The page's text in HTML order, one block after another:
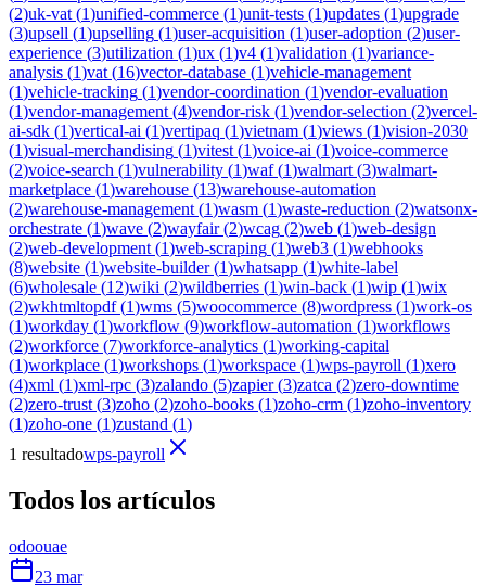
(2)uk-vat (1)unified-commerce (1)unit-tests (1)updates (1)upgrade
(3)upsell (1)upselling (1)user-acquisition (1)user-adoption (2)user-
experience (3)utilization (1)ux (1)v4 (1)validation (1)variance-
analysis (1)vat (16)vector-database (1)vehicle-management
(1)vehicle-tracking (1)vendor-coordination (1)vendor-evaluation
(1)vendor-management (4)vendor-risk (1)vendor-selection (2)vercel-
ai-sdk (1)vertical-ai (1)vertipaq (1)vietnam (1)views (1)vision-2030
(1)visual-merchandising (1)vitest (1)voice-ai (1)voice-commerce
(2)voice-search (1)vulnerability (1)waf(1)walmart (3)walmart-
marketplace (1)warehouse (13)warehouse-automation
(2)warehouse-management (1)wasm (1)waste-reduction (2)watsonx-
orchestrate (1)wave (2)wayfair(2)wcag (2)web (1)web-design
(2)web-development (1)web-scraping (1)web3 (1)webhooks
(8)website (1)website-builder(1)whatsapp (1)white-label
(6)wholesale (12)wiki (2)wildberries (1)win-back (1)wip (1)wix
(2)wkhtmltopdf(1)wms (5)woocommerce (8)wordpress (1)work-os
(1)workday (1)workflow (9)workflow-automation (1)workflows
(2)workforce (7)workforce-analytics (1)working-capital
(1)workplace (1)workshops (1)workspace (1)wps-payroll (1)xero
(4)xml (1)xml-rpc (3)zalando (5)zapier(3)zatca (2)zero-downtime
(2)zero-trust (3)zoho (2)zoho-books (1)zoho-crm (1)zoho-inventory
(1)zoho-one (1)zustand (1)
1 resultadowps-payroll
Todos los artículos
odoouae
23 mar